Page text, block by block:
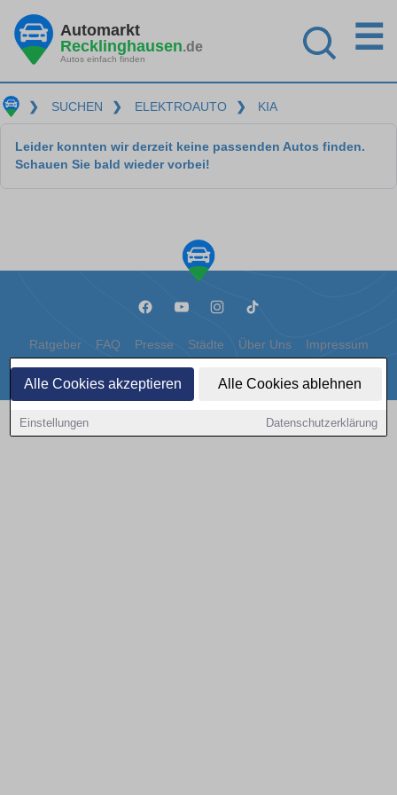
Alle Cookies akzeptieren Alle Cookies ablehnen
Einstellungen Datenschutzerklärung
Automarkt
Recklinghausen.de
Autos einfach finden
☰
❯ SUCHEN ❯ ELEKTROAUTO ❯ KIA
Leider konnten wir derzeit keine passenden Autos finden.
Schauen Sie bald wieder vorbei!
Ratgeber FAQ Presse Städte Über Uns Impressum
Datenschutz Cookies
Copyright © 2000 - 2026 | 1A Infosysteme GmbH | Content by: 1a-sites-autos